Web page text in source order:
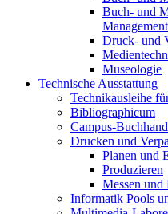
Buch- und
Management
Druck- und
Museologie
Technische Ausstattung
Technikausleihe
Bibliographicum
Campus-
Drucken und
Planen und
Produzieren
Messen und
Informatik Pools